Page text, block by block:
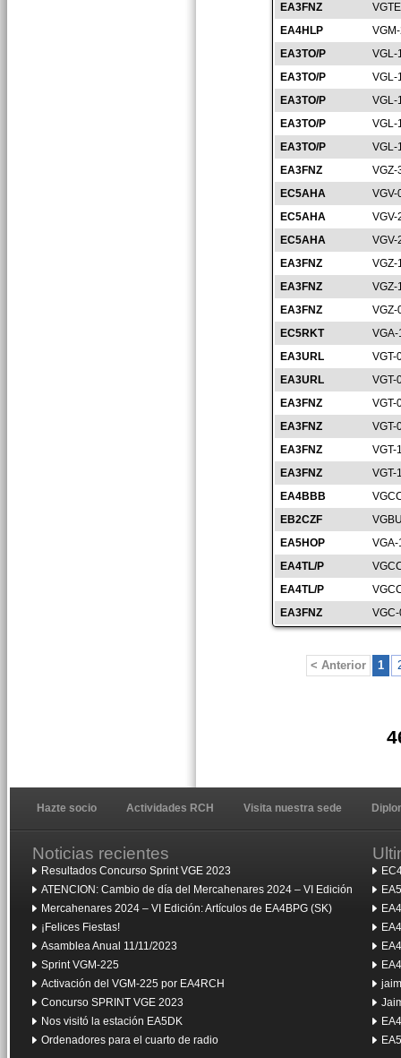
EA3FNZ
EA4HLP
EA3TO/P
VGL-
EA3TO/P
VGL-
EA3TO/P
VGL-
EA3TO/P
VGL-
EA3TO/P
VGL-
EA3FNZ
VGZ-
EC5AHA
VGV-
EC5AHA
VGV-
EC5AHA
VGV-
EA3FNZ
VGZ-
EA3FNZ
VGZ-
EA3FNZ
VGZ-
EC5RKT
VGA-
EA3URL
VGT-
EA3URL
VGT-
EA3FNZ
VGT-
EA3FNZ
VGT-
EA3FNZ
VGT-
EA3FNZ
VGT-
EA4BBB
EB2CZF
EA5HOP
EA4TL/P
EA4TL/P
EA3FNZ
< Anterior 1
Hazte socio Actividades RCH Visita nuestra sede
Noticias recientes
Resultados Concurso Sprint VGE 2023
ATENCION: Cambio de día del Mercahenares 2024 – VI Edición
Mercahenares 2024 – VI Edición: Artículos de EA4BPG (SK)
¡Felices Fiestas!
Asamblea Anual 11/11/2023
Sprint VGM-225
Activación del VGM-225 por EA4RCH
Concurso SPRINT VGE 2023
Nos visitó la estación EA5DK
Ordenadores para el cuarto de radio